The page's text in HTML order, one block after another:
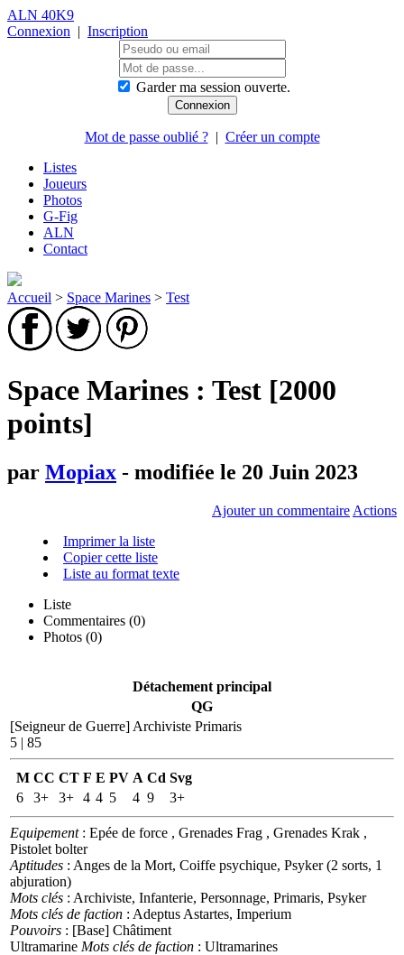
ALN 40K9
Connexion | Inscription
Garder ma session ouverte.
Mot de passe oublié ?| Créer un compte
Listes
Joueurs
Photos
G-Fig
ALN
Contact
Accueil > Space Marines > Test
Space Marines : Test [2000
points]
par Mopiax - modifiée le 20 Juin 2023
Ajouter un commentaire Actions
Imprimer la liste
Copier cette liste
Liste au format texte
Liste
Commentaires (0)
Photos (0)
Détachement principal
QG
[Seigneur de Guerre] Archiviste Primaris
5 | 85
M CC CT F E PV A Cd Svg
6
3+ 3+ 4 4 5 4 9 3+
Equipement: Epée de force , Grenades Frag , Grenades Krak ,
Pistolet bolter
Aptitudes : Anges de la Mort, Coiffe psychique, Psyker (2 sorts, 1
abjuration)
Mots clés : Archiviste, Infanterie, Personnage, Primaris, Psyker
Mots clés de faction : Adeptus Astartes, Imperium
Pouvoirs : [Base] Châtiment
Ultramarine Mots clés de faction : Ultramarines